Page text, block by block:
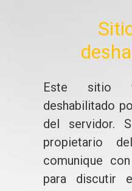
Este sitio
deshabilitado
del servidor.
propietario
comunique
para discutir